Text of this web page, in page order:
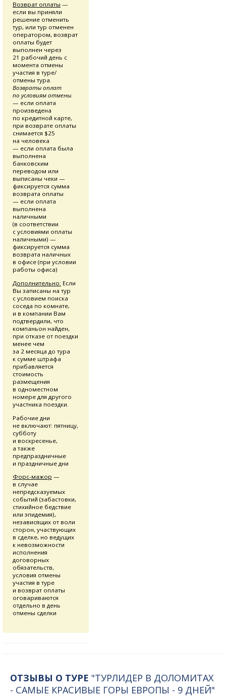
Возврат оплаты —
если вы приняли
решение отменить
тур, или тур отменен
оператором, возврат
оплаты будет
выполнен через
21 рабочий день с
момента отмены
участия в туре/
отмены тура.
Возвраты оплат
по условиям отмены.
— если оплата
произведена
по кредитной карте,
при возврате оплаты
снимается $25
на человека
— если оплата была
выполнена
банковским
переводом или
выписаны чеки —
фиксируется сумма
возврата оплаты
— если оплата
выполнена
наличными
(в соответствии
с условиями оплаты
наличными) —
фиксируется сумма
возврата наличных
в офисе (при условии
работы офиса)
Дополнительно: Если
Вы записаны на тур
с условием поиска
соседа по комнате,
и в компании Вам
подтвердили, что
компаньон найден,
при отказе от поездки
менее чем
за 2 месяца до тура
к сумме штрафа
прибавляется
стоимость
размещения
в одноместном
номере для другого
участника поездки.
Рабочие дни
не включают: пятницу,
субботу
и воскресенье,
а также
предпраздничные
и праздничные дни
Форс-мажор —
в случае
непредсказуемых
событий (забастовки,
стихийное бедствие
или эпидемия),
независящих от воли
сторон, участвующих
в сделке, но ведущих
к невозможности
исполнения
договорных
обязательств,
условия отмены
участия в туре
и возврат оплаты
оговариваются
отдельно в день
отмены сделки
ОТЗЫВЫ О ТУРЕ "ТУРЛИДЕР В ДОЛОМИТАХ
- САМЫЕ КРАСИВЫЕ ГОРЫ ЕВРОПЫ - 9 ДНЕЙ"